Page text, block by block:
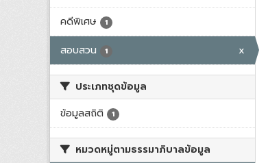
คดีพิเศษ 1
สอบสวน 1 x
ประเภทชุดข้อมูล
ข้อมูลสถิติ
1
หมวดหมู่ตามธรรมาภิบาลข้อมูล